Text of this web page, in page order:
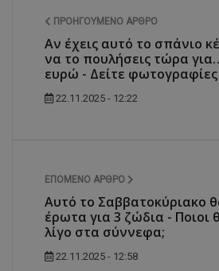
ΠΡΟΗΓΟΎΜΕΝΟ ΆΡΘΡΟ
Αν έχεις αυτό το σπάνιο
να το πουλήσεις τώρα
ευρώ - Δείτε φωτογραφίες
22.11.2025 - 12:22
ΕΠΌΜΕΝΟ ΆΡΘΡΟ
Αυτό το Σαββατοκύριακο
έρωτα για 3 ζώδια - Ποιοι
λίγο στα σύννεφα;
22.11.2025 - 12:58